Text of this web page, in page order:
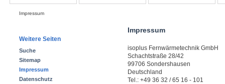
Impressum
Impressum
isoplus Fernwärmetechnik GmbH
Schachtstraße 28/42
99706 Sondershausen
Deutschland
Tel.: +49 36 32 / 65 16 - 101
Weitere Seiten
Suche
Sitemap
Impressum
Datenschutz